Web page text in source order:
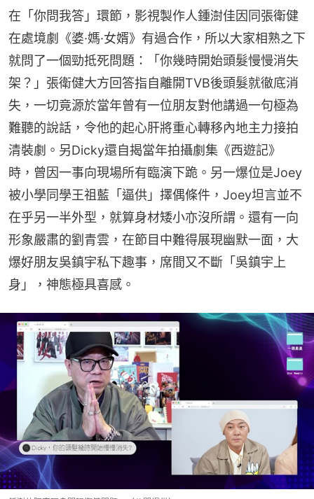
在「你問我答」環節，影視製作人鍾澍佳因同張衛健
在處境劇《婆·媽·女婿》有過合作，所以大家相熟之下
就問了一個勁抵死問題：「你幾時開始頭髮慢慢消失
架？」張衛健大方回答指自離開TVB後頭髮就徹底消
失，一切竟源於當年曾有一位朋友對他講過一句極為
難聽的說話，令他的起心肝將重心轉移內地主力接拍
清裝劇。另Dicky還自揭當年拍攝劇集《西遊記》
時，曾因一事向現場所有臨演下跪。另一爆位是Joey
被小學同學王祖藍「逼供」擇偶條件，Joey坦言並不
在乎另一半外型，就算身材矮小亦沒所謂。還有一向
形象嚴肅的劉青雲，在節目中難得展現幽默一面，大
爆好朋友吳鎮宇私下趣事，席間又不斷「吳鎮宇上
身」，神態極具喜感。